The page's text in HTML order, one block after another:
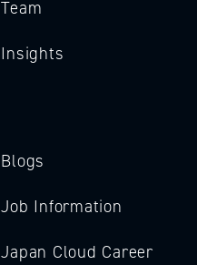
Team
Insights
Blogs
Job Information
Japan Cloud Career